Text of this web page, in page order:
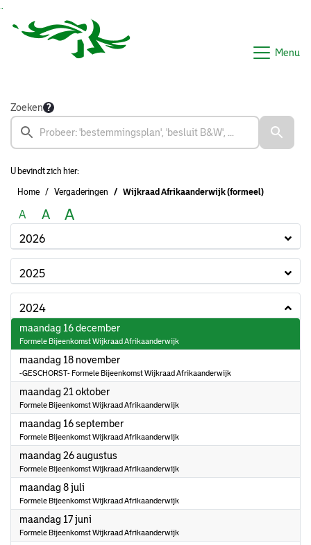
Menu
Zoeken
U bevindt zich hier:
Home Vergaderingen Wijkraad Afrikaanderwijk (formeel)
A A A
2026
2025
2024
maandag 16 december2024
Formele Bijeenkomst Wijkraad Afrikaanderwijk
maandag 18 november2024
-GESCHORST- Formele Bijeenkomst Wijkraad Afrikaanderwijk
maandag 21 oktober2024
Formele Bijeenkomst Wijkraad Afrikaanderwijk
maandag 16 september2024
Formele Bijeenkomst Wijkraad Afrikaanderwijk
maandag 26 augustus
Formele Bijeenkomst Wijkraad Afrikaanderwijk
maandag 8 juli
Formele Bijeenkomst Wijkraad Afrikaanderwijk
maandag 17 juni
Formele Bijeenkomst Wijkraad Afrikaanderwijk